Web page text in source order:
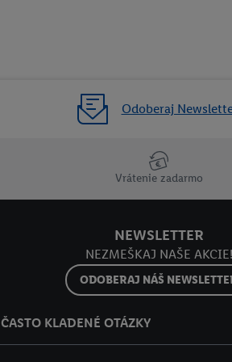
Odoberaj
Vrátenie zadarmo
NEWSLETTER
NEZMEŠKAJ NAŠE AKCIE!
ODOBERAJ NÁŠ
ČASTO KLADENÉ OTÁZKY